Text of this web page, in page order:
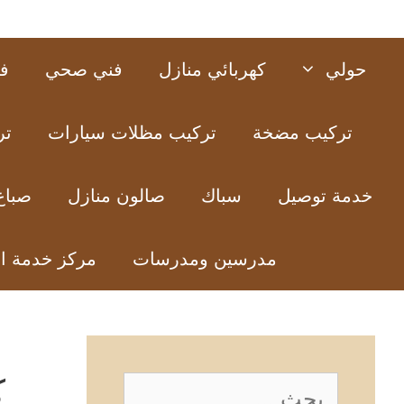
حولي كهربائي منازل فني صحي
تركيب مضخة تركيب مظلات سيارات
خدمة توصيل سباك صالون منازل
مدرسين ومدرسات مركز خدمة
البحث